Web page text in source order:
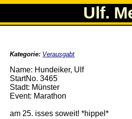
Ulf.
Kategorie: Verausgabt
Name: Hundeiker, Ulf
StartNo. 3465
Stadt: Münster
Event: Marathon
am 25. isses soweit! *hippel*